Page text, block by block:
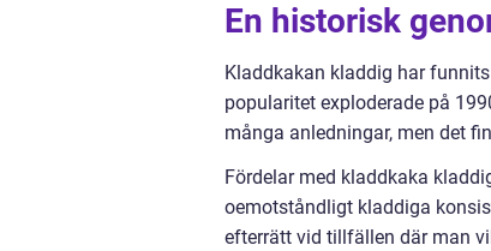
En historisk
Kladdkakan kladdig har
popularitet exploderade på
många anledningar, men det
Fördelar med kladdkaka
oemotståndligt kladdiga
efterrätt vid tillfällen där man